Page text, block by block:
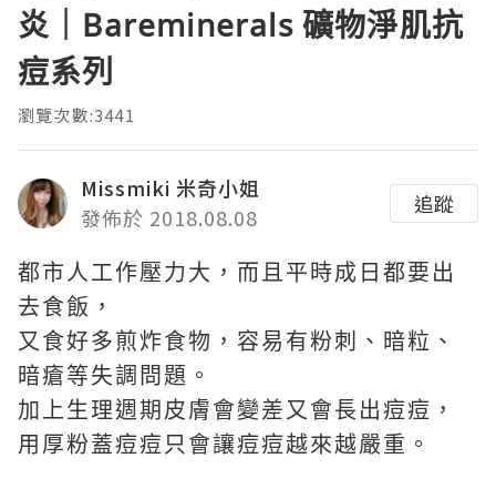
炎｜Bareminerals 礦物淨肌抗
痘系列
瀏覽次數:3441
Missmiki 米奇小姐
發佈於 2018.08.08
追蹤
都市人工作壓力大，而且平時成日都要出
去食飯，
又食好多煎炸食物，容易有粉刺、暗粒、
暗瘡等失調問題。
加上生理週期皮膚會變差又會長出痘痘，
用厚粉蓋痘痘只會讓痘痘越來越嚴重。